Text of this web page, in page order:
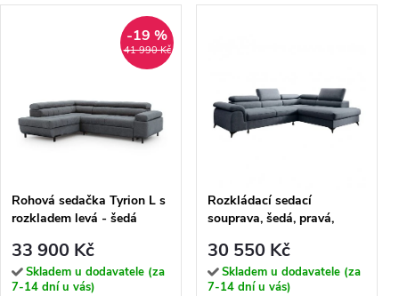
41 990 Kč
-19 %
Rohová sedačka Tyrion L s
rozkladem levá - šedá
33 900 Kč
Skladem u dodavatele (za
7-14 dní u vás)
Rozkládací sedací
souprava, šedá, pravá,
30 550 Kč
Skladem u dodavatele (za
7-14 dní u vás)